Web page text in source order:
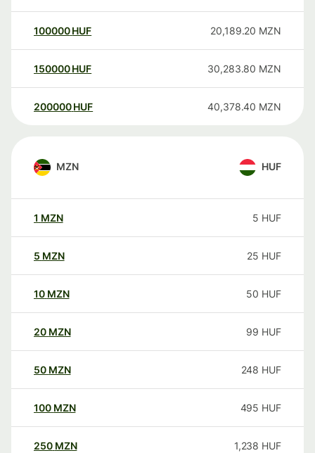
100000 HUF 20,189.20 MZN
150000 HUF 30,283.80 MZN
200000 HUF 40,378.40 MZN
MZN HUF
1 MZN 5 HUF
5 MZN 25 HUF
10 MZN 50 HUF
20 MZN 99 HUF
50 MZN 248 HUF
100 MZN 495 HUF
250 MZN 1,238 HUF